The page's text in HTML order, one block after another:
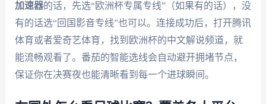
加速器的话，先选“欧洲杯专属专线”（如果有的话），没
有的话选“回国影音专线”也可以。连接成功后，打开腾讯
体育或者爱奇艺体育，找到欧洲杯的中文解说频道，就
能流畅观看了。番茄的智能选线会自动避开拥堵节点，
保证你在决赛夜也能清晰看到每一个进球瞬间。